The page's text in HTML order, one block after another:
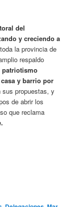
del
y creciendo a
la provincia de
respaldo
patriotismo
y barrio por
sus propuestas, y
de abrir los
que reclama